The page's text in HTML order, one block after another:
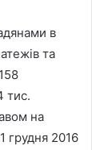
в
та
тис.
на
грудня 2016